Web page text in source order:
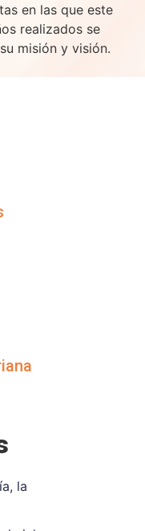
en las que este
realizados se
misión y visión.